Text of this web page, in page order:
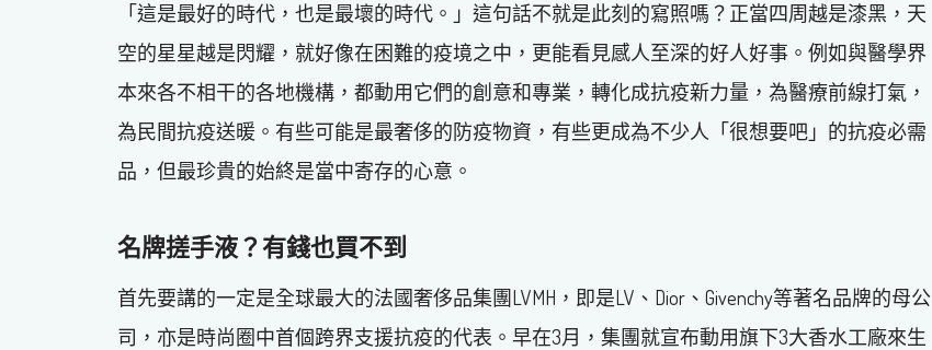
「這是最好的時代，也是最壞的時代。」這句話不就是此刻的寫照嗎？正當四周越是漆黑，天
空的星星越是閃耀，就好像在困難的疫境之中，更能看見感人至深的好人好事。例如與醫學界
本來各不相干的各地機構，都動用它們的創意和專業，轉化成抗疫新力量，為醫療前線打氣，
為民間抗疫送暖。有些可能是最奢侈的防疫物資，有些更成為不少人「很想要吧」的抗疫必需
品，但最珍貴的始終是當中寄存的心意。
名牌搓手液？有錢也買不到
首先要講的一定是全球最大的法國奢侈品集團LVMH，即是LV、Dior、Givenchy等著名品牌的母公
司，亦是時尚圈中首個跨界支援抗疫的代表。早在3月，集團就宣布動用旗下3大香水工廠來生